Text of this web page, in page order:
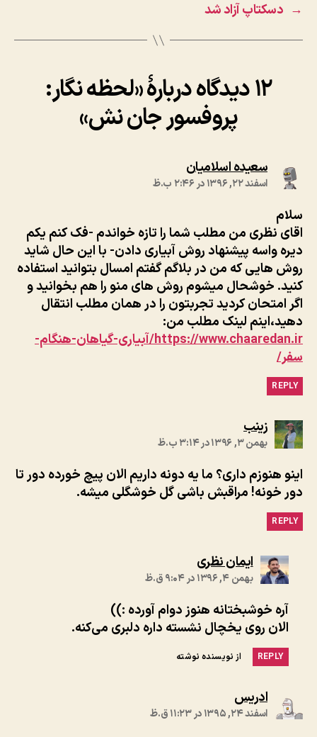
→ دسکتاپ آزاد شد
۱۲ دیدگاه دربارهٔ «لحظه نگار:
پروفسور جان نش»
سعیده اسلامیان
اسفند ۲۲, ۱۳۹۶ در ۲:۴۶ ب.ظ
سلام
اقای نظری من مطلب شما را تازه خواندم -فک کنم یکم
دیره واسه پیشنهاد روش آبیاری دادن- با این حال شاید
روش هایی که من در بلاگم گفتم امسال بتوانید استفاده
کنید. خوشحال میشوم روش های منو را هم بخوانید و
اگر امتحان کردید تجربتون را در همان مطلب انتقال
دهید،اینم لینک مطلب من:
https://www.chaaredan.ir/آبیاری-گیاهان-هنگام-
سفر/
REPLY
زینب
:
بهمن ۳, ۱۳۹۶ در ۳:۱۴ ب.ظ
اینو هنوزم داری؟ ما یه دونه داریم الان پیچ خورده دور تا
دور خونه! مراقبش باشی گل خوشگلی میشه.
REPLY
ایمان نظری
بهمن ۴, ۱۳۹۶ در ۹:۰۴ ق.ظ
آره خوشبختانه هنوز دوام آورده :))
الان روی یخچال نشسته داره دلبری می‌کنه.
REPLY از نویسنده نوشته
ادریس
اسفند ۲۴, ۱۳۹۵ در ۱۱:۲۳ ق.ظ